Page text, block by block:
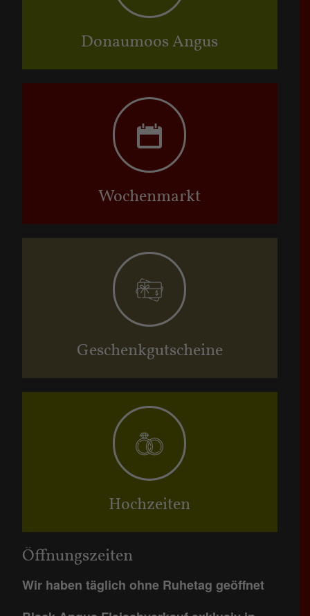
Donaumoos Angus
Wochenmarkt
Geschenkgutscheine
Hochzeiten
Öffnungszeiten
Wir haben täglich ohne Ruhetag geöffnet